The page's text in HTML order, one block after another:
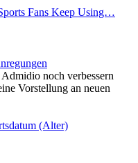
Fans Keep Using…
noch verbessern
Vorstellung an neuen
(Alter)